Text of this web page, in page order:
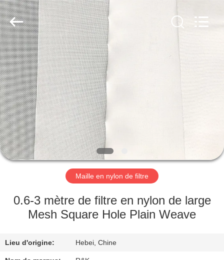
MAISON
PRODUITS
AU
SUJET
DE
NOUS
VISITE
D'USINE
CONTRÔLE
Hebei
Reking
Wire
Mesh
Co.,Ltd.
All
Rights
Reserved.
Maille en nylon de filtre
0.6-3 mètre de filtre en nylon de large
Mesh Square Hole Plain Weave
Lieu d'origine: Hebei, Chine